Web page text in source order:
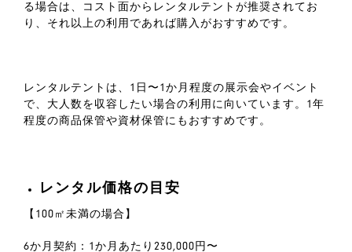
る場合は、コスト面からレンタルテントが推奨されてお
り、それ以上の利用であれば購入がおすすめです。
レンタルテントは、1日〜1か月程度の展示会やイベント
で、大人数を収容したい場合の利用に向いています。1年
程度の商品保管や資材保管にもおすすめです。
レンタル価格の目安
【100㎡未満の場合】
6か月契約：1か月あたり230,000円〜